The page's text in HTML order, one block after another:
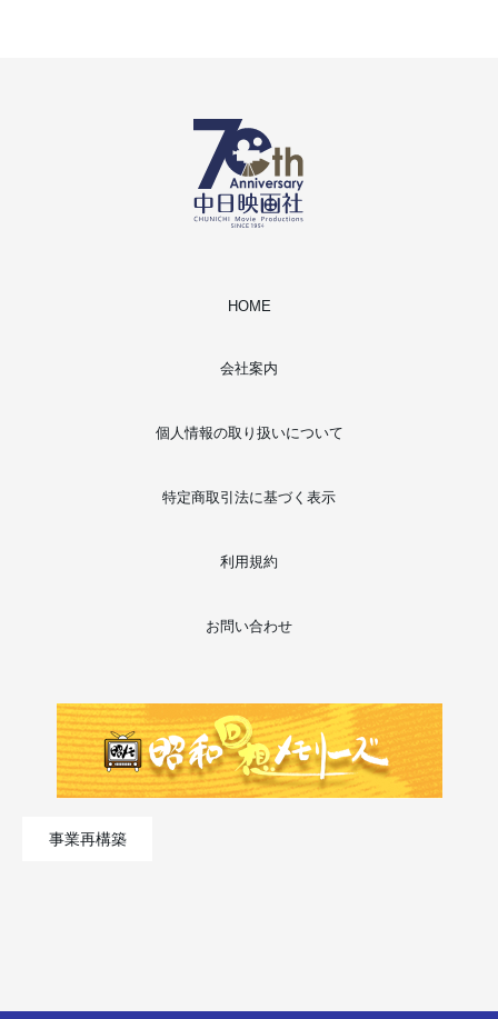
HOME
会社案内
個人情報の取り扱いについて
特定商取引法に基づく表示
利用規約
お問い合わせ
事業再構築